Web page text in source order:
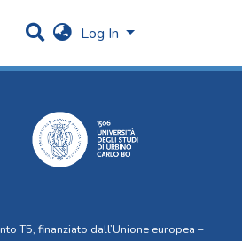
Log In
T5, finanziato dall’Unione europea –